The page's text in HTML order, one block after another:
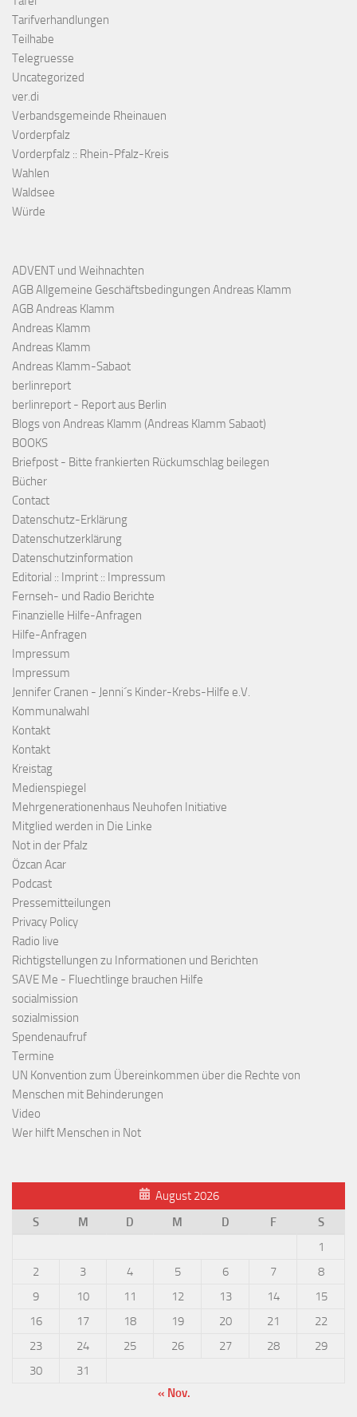
Tarifverhandlungen
Teilhabe
Telegruesse
Uncategorized
ver.di
Verbandsgemeinde Rheinauen
Vorderpfalz
Vorderpfalz :: Rhein-Pfalz-Kreis
Wahlen
Waldsee
Würde
ADVENT und Weihnachten
AGB Allgemeine Geschäftsbedingungen Andreas Klamm
AGB Andreas Klamm
Andreas Klamm
Andreas Klamm
Andreas Klamm-Sabaot
berlinreport
berlinreport - Report aus Berlin
Blogs von Andreas Klamm (Andreas Klamm Sabaot)
BOOKS
Briefpost - Bitte frankierten Rückumschlag beilegen
Bücher
Contact
Datenschutz-Erklärung
Datenschutzerklärung
Datenschutzinformation
Editorial :: Imprint :: Impressum
Fernseh- und Radio Berichte
Finanzielle Hilfe-Anfragen
Hilfe-Anfragen
Impressum
Impressum
Jennifer Cranen - Jenni´s Kinder-Krebs-Hilfe e.V.
Kommunalwahl
Kontakt
Kontakt
Kreistag
Medienspiegel
Mehrgenerationenhaus Neuhofen Initiative
Mitglied werden in Die Linke
Not in der Pfalz
Özcan Acar
Podcast
Pressemitteilungen
Privacy Policy
Radio live
Richtigstellungen zu Informationen und Berichten
SAVE Me - Fluechtlinge brauchen Hilfe
socialmission
sozialmission
Spendenaufruf
Termine
UN Konvention zum Übereinkommen über die Rechte von
Menschen mit Behinderungen
Video
Wer hilft Menschen in Not
August 2026
S
M D M D F
S
1
2
3 4 5 6 7
8
9
10 11 12 13 14
15
16
17 18 19 20 21
22
23
24 25 26 27 28
29
30
31
« Nov.